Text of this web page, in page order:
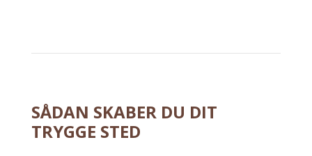
SÅDAN SKABER DU DIT
TRYGGE STED